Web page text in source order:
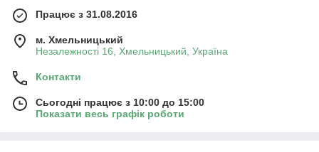
Працює з 31.08.2016
м. Хмельницький
Незалежності 16, Хмельницький, Україна
Контакти
Сьогодні працює з 10:00 до 15:00
Показати весь графік роботи